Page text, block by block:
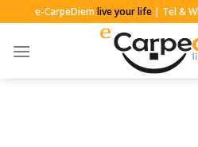
to
content
e-CarpeDiemlive your life| Tel &